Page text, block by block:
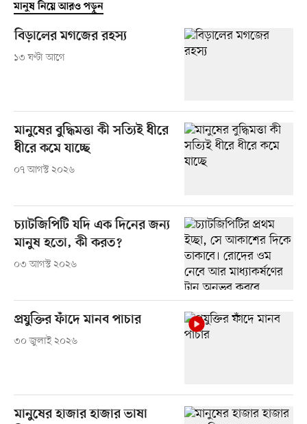
মানুষ নিয়ে আরও পড়ুন
বিড়ালের মগজের রহস্য
১৩ ঘণ্টা আগে
মানুষের বুদ্ধিমত্তা কী সত্যিই ধীরে
ধীরে কমে যাচ্ছে
০৭ আগস্ট ২০২৬
চ্যাটজিপিটি যদি এক দিনের জন্য
মানুষ হতো, কী করত?
০৩ আগস্ট ২০২৬
প্রযুক্তির ফাঁদে মানব পাচার
৩০ জুলাই ২০২৬
মানুষের হাজার হাজার ভাষা